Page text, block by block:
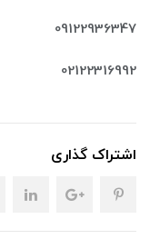
09122936347
02122316992
اشتراک گذاری